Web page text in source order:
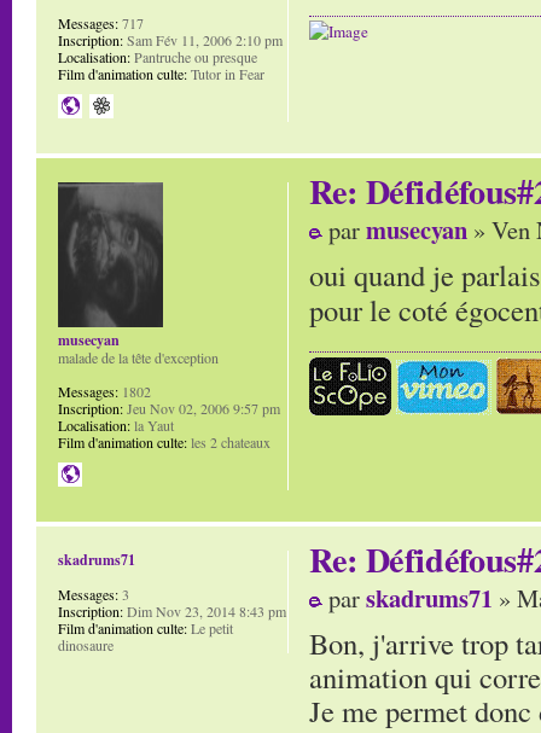
Messages:717
Inscription:Sam Fév 11, 2006 2:10 pm
Localisation:Pantruche ou presque
Film d'animation culte:Tutor in Fear
Re:
parmusecyan » Ven
oui quand je
pour le coté
musecyan
malade de la tête d'exception
Messages: 1802
Inscription:Jeu Nov 02, 2006 9:57 pm
Localisation:la Yaut
Film d'animation culte:les 2 chateaux
Re:
parskadrums71 »
Bon, j'arrive trop
animation qui
Je me permet
skadrums71
Messages:3
Inscription:Dim Nov 23, 2014 8:43 pm
Film d'animation culte:Le petit
dinosaure